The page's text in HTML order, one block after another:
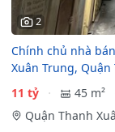
2
Chính chủ nhà
Xuân Trung, Quận
11 tỷ
45 m²
Quận Thanh